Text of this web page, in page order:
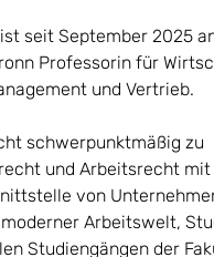
seit September 2025
Professorin für
und Vertrieb.
schwerpunktmäßig zu
und Arbeitsrecht mit
von
Arbeitswelt,
Studiengängen der